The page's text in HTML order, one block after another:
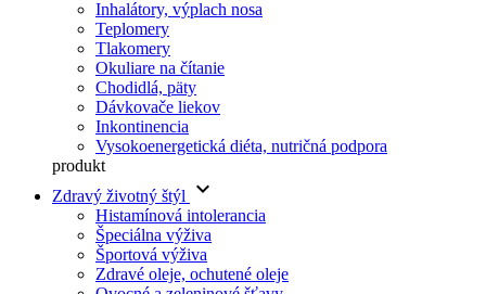
Inhalátory, výplach nosa
Teplomery
Tlakomery
Okuliare na čítanie
Chodidlá, päty
Dávkovače liekov
Inkontinencia
Vysokoenergetická diéta, nutričná podpora
produkt
Zdravý životný štýl
keyboard_arrow_down
Histamínová intolerancia
Špeciálna výživa
Športová výživa
Zdravé oleje, ochutené oleje